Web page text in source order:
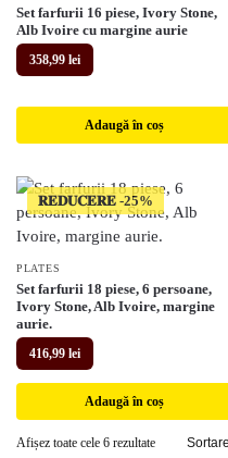
Set farfurii 16 piese, Ivory Stone,
Alb Ivoire cu margine aurie
358,99 lei
Adaugă în coș
𝐑𝐄𝐃𝐔𝐂𝐄𝐑𝐄
PLATES
Set farfurii 18 piese, 6 persoane,
Ivory Stone, Alb Ivoire, margine
aurie.
416,99 lei
Adaugă în coș
Afișez toate cele 6 rezultate